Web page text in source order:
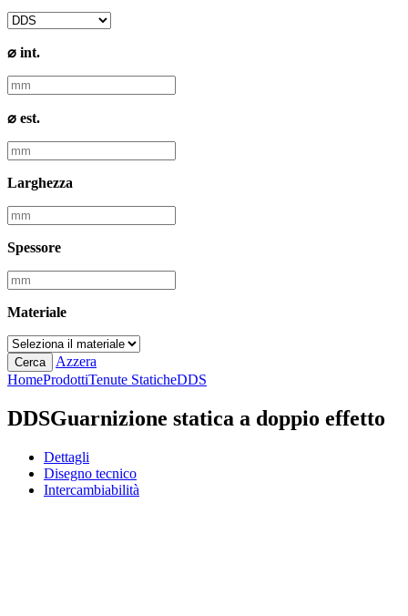
⌀ int.
⌀ est.
Larghezza
Spessore
Materiale
Cerca
Azzera
HomeProdottiTenute StaticheDDS
DDSGuarnizione statica a doppio effetto
Dettagli
Disegno tecnico
Intercambiabilità